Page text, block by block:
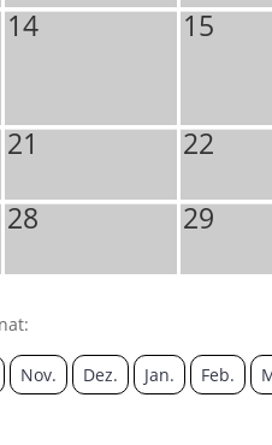
14 15
21 22
28 29
Nov. Dez. Jan. Feb.